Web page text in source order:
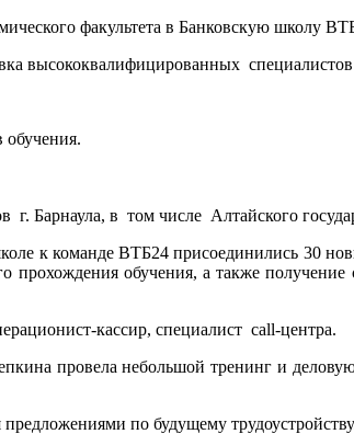
факультета в Банковскую школу
высококвалифицированных
обучения.
Барнаула, в том числе Алтайского
к команде ВТБ24 присоединились 30
прохождения обучения, а также
кассир, специалист call-центра.
провела небольшой тренинг и деловую
по будущему